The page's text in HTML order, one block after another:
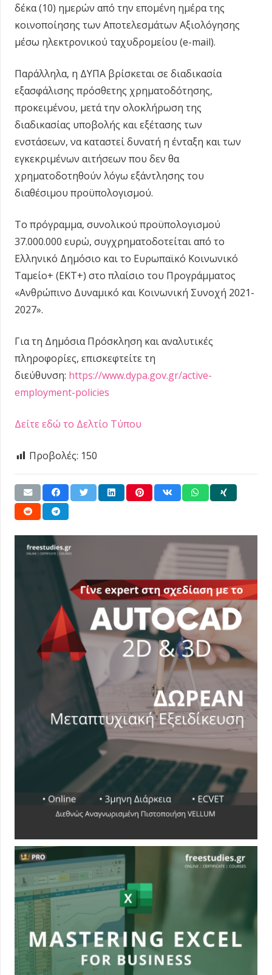
δέκα (10) ημερών από την επομένη ημέρα της
κοινοποίησης των Αποτελεσμάτων Αξιολόγησης
μέσω ηλεκτρονικού ταχυδρομείου (e-mail).
Παράλληλα, η ΔΥΠΑ βρίσκεται σε διαδικασία
εξασφάλισης πρόσθετης χρηματοδότησης,
προκειμένου, μετά την ολοκλήρωση της
διαδικασίας υποβολής και εξέτασης των
ενστάσεων, να καταστεί δυνατή η ένταξη και των
εγκεκριμένων αιτήσεων που δεν θα
χρηματοδοτηθούν λόγω εξάντλησης του
διαθέσιμου προϋπολογισμού.
Το πρόγραμμα, συνολικού προϋπολογισμού
37.000.000 ευρώ, συγχρηματοδοτείται από το
Ελληνικό Δημόσιο και το Ευρωπαϊκό Κοινωνικό
Ταμείο+ (ΕΚΤ+) στο πλαίσιο του Προγράμματος
«Ανθρώπινο Δυναμικό και Κοινωνική Συνοχή 2021-
2027».
Για τη Δημόσια Πρόσκληση και αναλυτικές
πληροφορίες, επισκεφτείτε τη
διεύθυνση: https://www.dypa.gov.gr/active-
employment-policies
Δείτε εδώ το Δελτίο Τύπου
Προβολές: 150